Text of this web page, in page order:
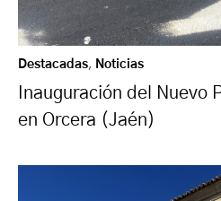
Destacadas, Noticias
Inauguración del Nuevo
en Orcera (Jaén)